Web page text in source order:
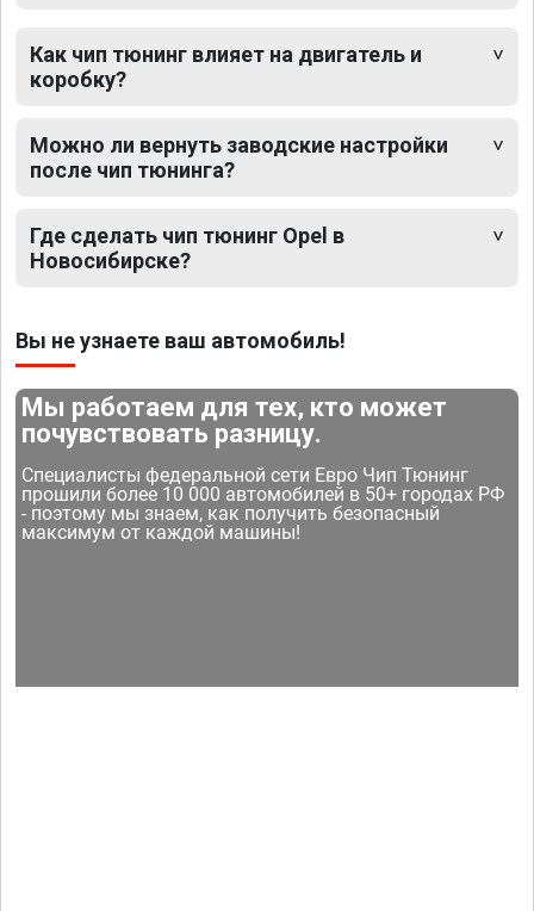
Как чип тюнинг влияет на двигатель и
коробку?
Можно ли вернуть заводские настройки
после чип тюнинга?
Где сделать чип тюнинг Opel в
Новосибирске?
Вы не узнаете ваш автомобиль!
Мы работаем для тех, кто может
почувствовать разницу.
Специалисты федеральной сети Евро Чип Тюнинг
прошили более 10 000 автомобилей в 50+ городах РФ
- поэтому мы знаем, как получить безопасный
максимум от каждой машины!